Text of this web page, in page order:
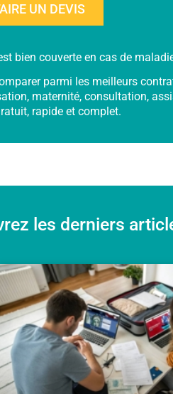
UN DEVIS
bien couverte en cas de
parmi les meilleurs
maternité, consultation,
rapide et complet.
les derniers